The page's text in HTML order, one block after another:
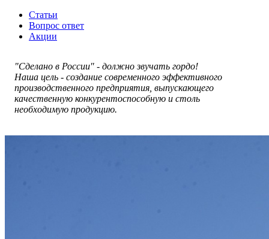
Статьи
Вопрос ответ
Акции
"Сделано в России" - должно звучать гордо!
Наша цель - создание современного эффективного
производственного предприятия, выпускающего
качественную конкурентоспособную и столь
необходимую продукцию.